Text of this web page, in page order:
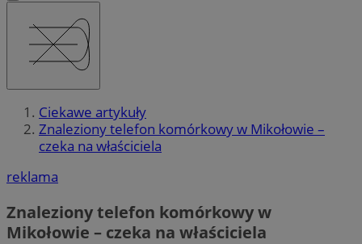
Ciekawe artykuły
Znaleziony telefon komórkowy w Mikołowie –
czeka na właściciela
reklama
Znaleziony telefon komórkowy w
Mikołowie – czeka na właściciela